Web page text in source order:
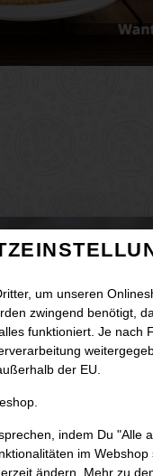
um unseren
zwingend benötigt,
funktioniert. Je nach
der EU.
indem Du "Alle
im Webshop
ändern. Mehr zu